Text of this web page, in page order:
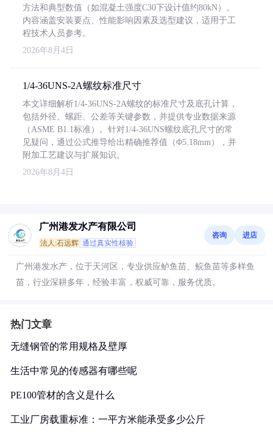
方法和典型数值（如混凝土强度C30下设计值约80kN）。
内容涵盖安装要点、性能影响因素及选型建议，适用于工
程技术人员参考。
2026年8月4日
1/4-36UNS-2A螺纹标准尺寸
本文详细解析1/4-36UNS-2A螺纹的标准尺寸及底孔计算，
包括外径、螺距、公差等关键参数，并提供专业数据来源
（ASME B1.1标准）。针对1/4-36UNS螺纹底孔尺寸的常
见疑问，通过公式推导给出精确推荐值（Φ5.18mm），并
附加工艺建议与扩展知识。
2026年8月4日
广州港发水产有限公司
法人:石远辉 通过真实性核验
咨询 进店
广州港发水产，位于天河区，专业供应鲈鱼苗、鲩鱼苗等多样鱼
苗，行业深耕多年，经验丰富，权威可靠，服务优质。
热门文章
无缝钢管的常用规格及壁厚
生活中常见的传感器有哪些呢
PE100管材的含义是什么
工业厂房载重标准：一平方米能承受多少公斤